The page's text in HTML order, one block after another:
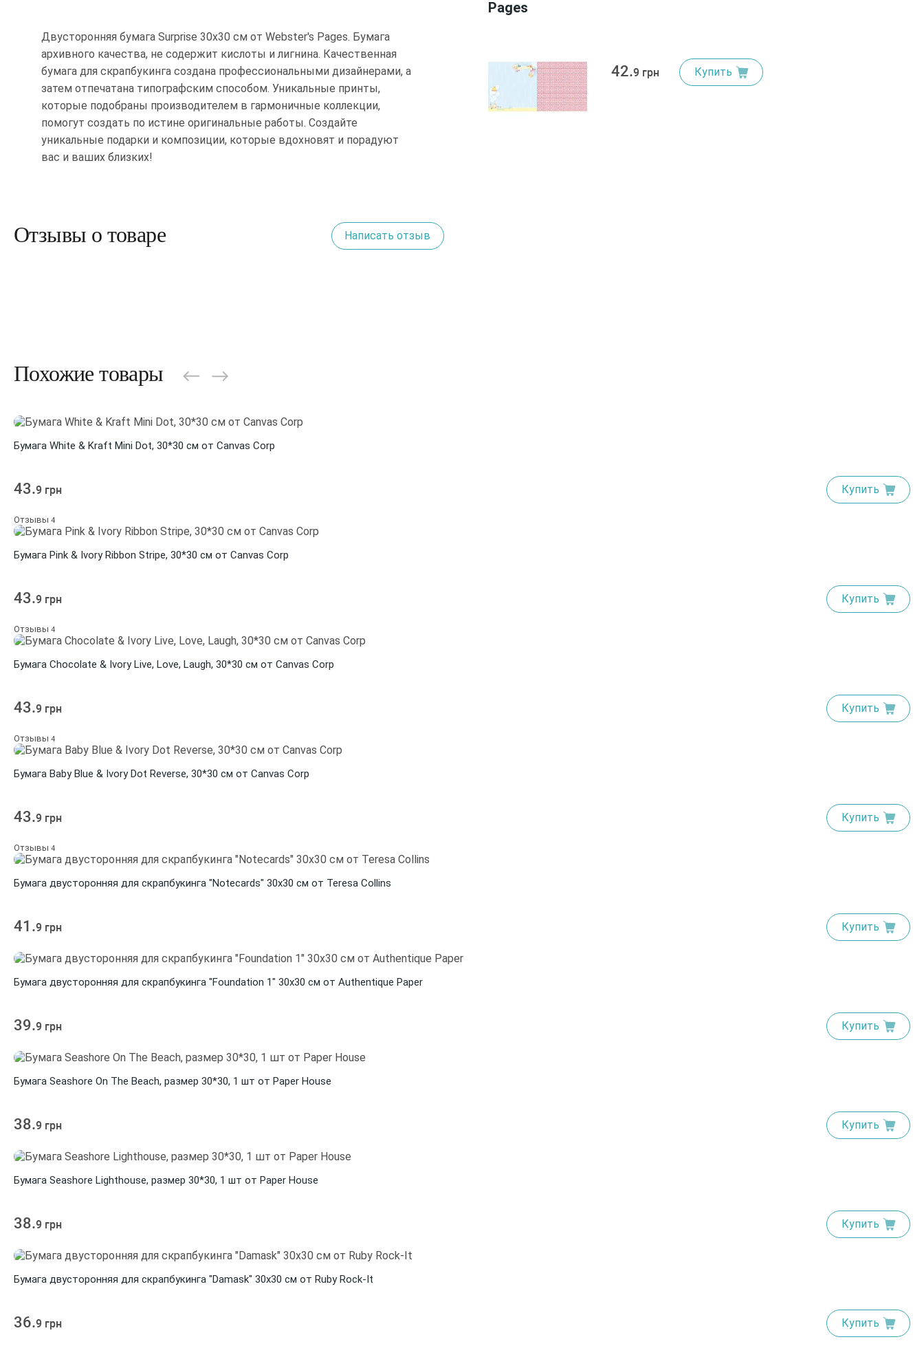
Двусторонняя бумага Surprise 30х30 см от Webster's Pages. Бумага
архивного качества, не содержит кислоты и лигнина. Качественная
бумага для скрапбукинга создана профессиональными дизайнерами, а
затем отпечатана типографским способом. Уникальные принты,
которые подобраны производителем в гармоничные коллекции,
помогут создать по истине оригинальные работы. Создайте
уникальные подарки и композиции, которые вдохновят и порадуют
вас и ваших близких!
Отзывы о товаре Написать отзыв
Pages
42.9 грн Купить
Похожие товары
Бумага White & Kraft Mini Dot, 30*30 см от Canvas Corp
43.9 грн Купить
Отзывы 4
Бумага Pink & Ivory Ribbon Stripe, 30*30 см от Canvas Corp
43.9 грн Купить
Отзывы 4
Бумага Chocolate & Ivory Live, Love, Laugh, 30*30 см от Canvas Corp
43.9 грн Купить
Отзывы 4
Бумага Baby Blue & Ivory Dot Reverse, 30*30 см от Canvas Corp
43.9 грн Купить
Отзывы 4
Бумага двусторонняя для скрапбукинга "Notecards" 30х30 см от Teresa Collins
41.9 грн Купить
Бумага двусторонняя для скрапбукинга "Foundation 1" 30х30 см от Authentique Paper
39.9 грн Купить
Бумага Seashore On The Beach, размер 30*30, 1 шт от Paper House
38.9 грн Купить
Бумага Seashore Lighthouse, размер 30*30, 1 шт от Paper House
38.9 грн Купить
Бумага двусторонняя для скрапбукинга "Damask" 30х30 см от Ruby Rock-It
36.9 грн Купить